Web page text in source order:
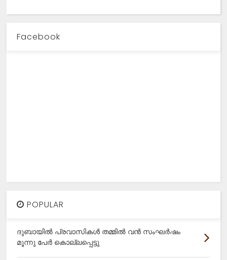
Facebook
POPULAR
ദുബായിൽ പ്രവാസികൾ തമ്മിൽ വൻ സംഘർഷം
മൂന്നു പേർ കൊല്ലപ്പെട്ടു